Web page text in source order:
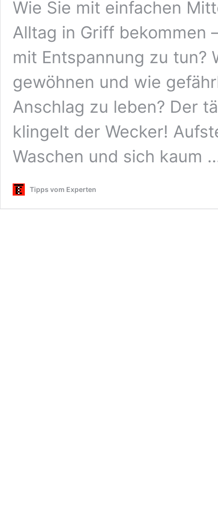
Wie Sie mit einfachen
Alltag in Griff bekommen
mit Entspannung zu tun?
gewöhnen und wie
Anschlag zu leben? Der
klingelt der Wecker!
Waschen und sich kaum
Tipps vom Experten